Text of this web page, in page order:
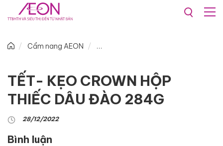
Cẩm nang AEON
TẾT- KẸO CROWN HỘP
THIẾC DÂU ĐÀO 284G
28/12/2022
Bình luận